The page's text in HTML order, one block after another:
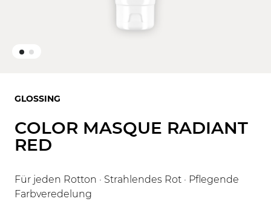
GLOSSING
COLOR MASQUE RADIANT
RED
Für jeden Rotton · Strahlendes Rot · Pflegende
Farbveredelung